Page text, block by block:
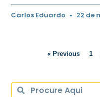
Carlos Eduardo 22 de
« Previous 1